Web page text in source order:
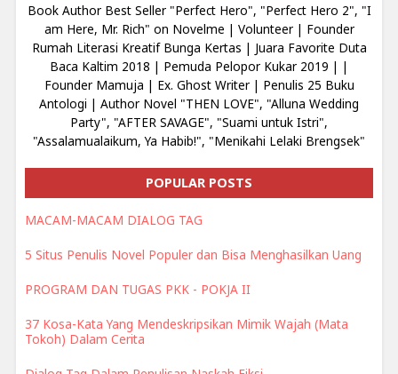
Book Author Best Seller "Perfect Hero", "Perfect Hero 2", "I
am Here, Mr. Rich" on Novelme | Volunteer | Founder
Rumah Literasi Kreatif Bunga Kertas | Juara Favorite Duta
Baca Kaltim 2018 | Pemuda Pelopor Kukar 2019 | |
Founder Mamuja | Ex. Ghost Writer | Penulis 25 Buku
Antologi | Author Novel "THEN LOVE", "Alluna Wedding
Party", "AFTER SAVAGE", "Suami untuk Istri",
"Assalamualaikum, Ya Habib!", "Menikahi Lelaki Brengsek"
POPULAR POSTS
MACAM-MACAM DIALOG TAG
5 Situs Penulis Novel Populer dan Bisa Menghasilkan Uang
PROGRAM DAN TUGAS PKK - POKJA II
37 Kosa-Kata Yang Mendeskripsikan Mimik Wajah (Mata
Tokoh) Dalam Cerita